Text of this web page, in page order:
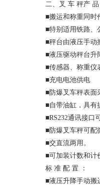
二、叉 车 秤产
■搬运和称重同时
■特别适用铁路、
■秤台由液压手动
■液压驱动秤台升
■传感器、称重仪
■充电电池供电
■防爆叉车秤表面
■自带油缸，具有
■RS232通讯接口
■防爆叉车秤可配
■交直流两用。
■可加装计数和计
标 准 配 置 ：
■液压升降手动搬